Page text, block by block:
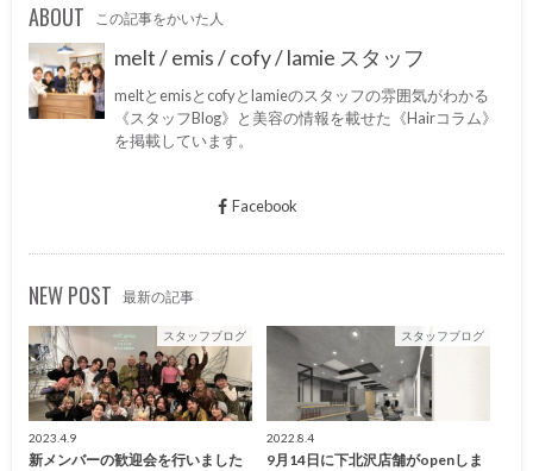
ABOUT この記事をかいた人
melt / emis / cofy / lamie スタッフ
meltとemisとcofyとlamieのスタッフの雰囲気がわかる
《スタッフBlog》と美容の情報を載せた《Hairコラム》
を掲載しています。
Facebook
NEW POST 最新の記事
スタッフブログ
2023.4.9
新メンバーの歓迎会を行いました
スタッフブログ
2022.8.4
9月14日に下北沢店舗がopenしま